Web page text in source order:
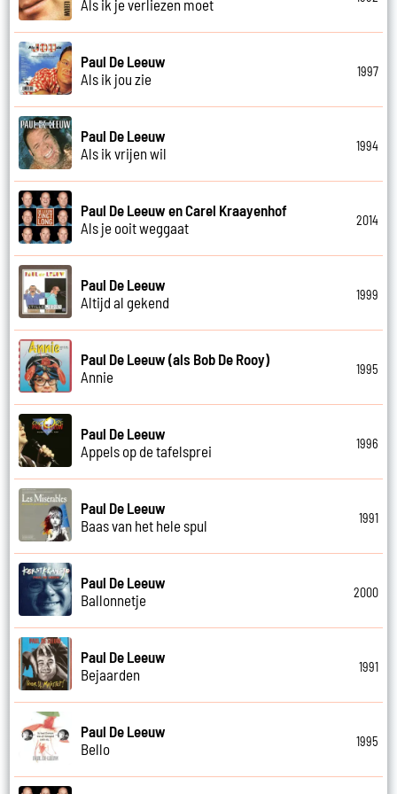
Als ik je verliezen moet
Paul De Leeuw
Als ik jou zie
1997
Paul De Leeuw
Als ik vrijen wil
1994
Paul De Leeuw en Carel Kraayenhof
Als je ooit weggaat
2014
Paul De Leeuw
Altijd al gekend
1999
Paul De Leeuw (als Bob De Rooy)
Annie
1995
Paul De Leeuw
Appels op de tafelsprei
1996
Paul De Leeuw
Baas van het hele spul
1991
Paul De Leeuw
Ballonnetje
2000
Paul De Leeuw
Bejaarden
1991
Paul De Leeuw
Bello
1995